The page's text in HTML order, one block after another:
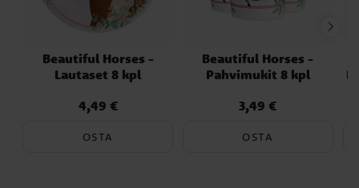
Beautiful Horses -
Lautaset 8 kpl
Hinta:4,49 €
4,49 €
OSTA
Beautiful Horses -
Pahvimukit 8 kpl
Hinta:3,49 €
3,49 €
OSTA